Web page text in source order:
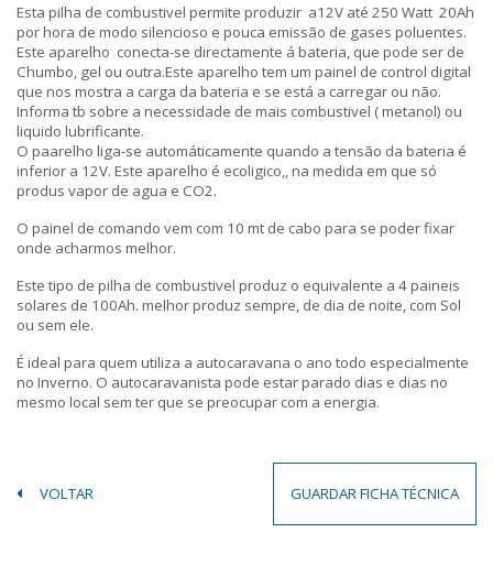
Esta pilha de combustivel permite produzir a12V até 250 Watt 20Ah
por hora de modo silencioso e pouca emissão de gases poluentes.
Este aparelho conecta-se directamente á bateria, que pode ser de
Chumbo, gel ou outra.Este aparelho tem um painel de control digital
que nos mostra a carga da bateria e se está a carregar ou não.
Informa tb sobre a necessidade de mais combustivel ( metanol) ou
liquido lubrificante.
O paarelho liga-se automáticamente quando a tensão da bateria é
inferior a 12V. Este aparelho é ecoligico,, na medida em que só
produs vapor de agua e CO2.
O painel de comando vem com 10 mt de cabo para se poder fixar
onde acharmos melhor.
Este tipo de pilha de combustivel produz o equivalente a 4 paineis
solares de 100Ah. melhor produz sempre, de dia de noite, com Sol
ou sem ele.
É ideal para quem utiliza a autocaravana o ano todo especialmente
no Inverno. O autocaravanista pode estar parado dias e dias no
mesmo local sem ter que se preocupar com a energia.
VOLTAR GUARDAR FICHA TÉCNICA